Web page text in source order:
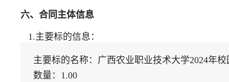
六、合同主体信息
1.主要标的信息：
主要标的名称： 广西农业职业技术大学2024年
数量： 1.00